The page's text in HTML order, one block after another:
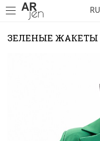
RU
ЗЕЛЕНЫЕ ЖАКЕТЫ